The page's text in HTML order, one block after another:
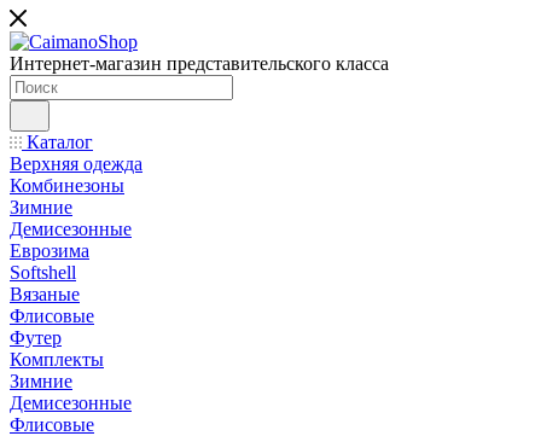
Интернет-магазин представительского класса
Каталог
Верхняя одежда
Комбинезоны
Зимние
Демисезонные
Еврозима
Softshell
Вязаные
Флисовые
Футер
Комплекты
Зимние
Демисезонные
Флисовые